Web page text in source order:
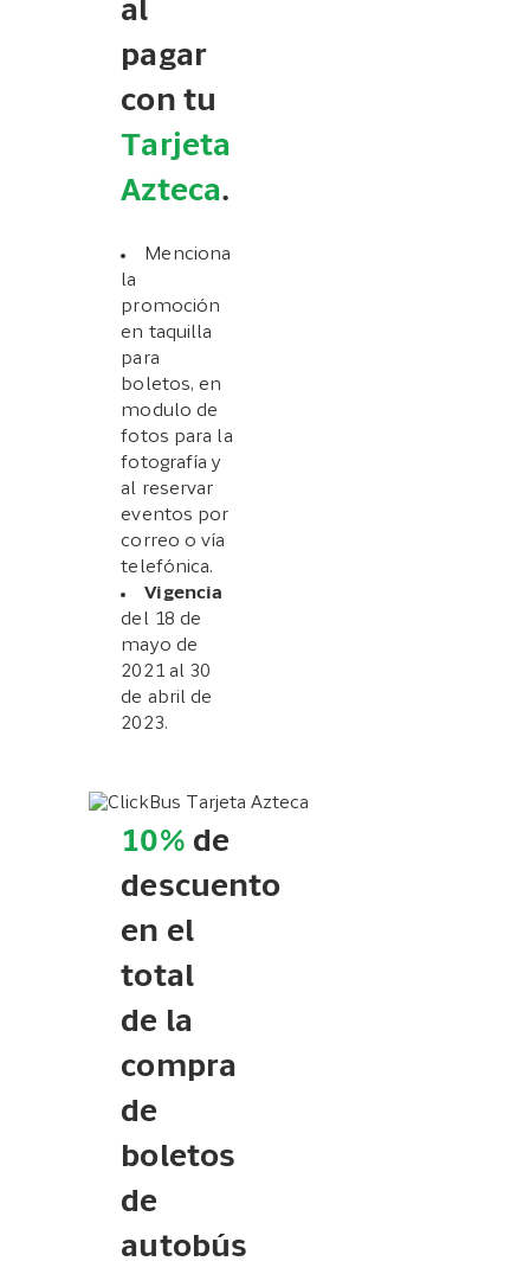
al
pagar
con tu
Tarjeta
Azteca.
Menciona
la
promoción
en taquilla
para
boletos, en
modulo de
fotos para la
fotografía y
al reservar
eventos por
correo o vía
telefónica.
Vigencia
del 18 de
mayo de
2021 al 30
de abril de
2023.
10% de
descuento
en el
total
de la
compra
de
boletos
de
autobús